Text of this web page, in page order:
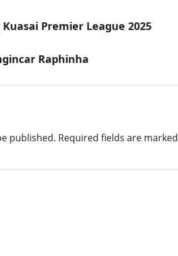
Premier League 2025
Raphinha
published. Required fields are marked